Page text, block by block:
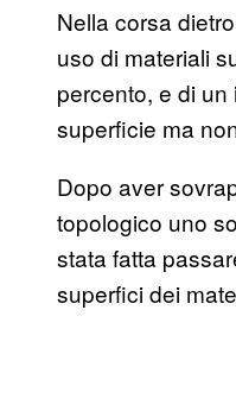
Nella corsa
uso di materiali
percento, e di
superficie ma
Dopo aver
topologico uno
stata fatta
superfici dei